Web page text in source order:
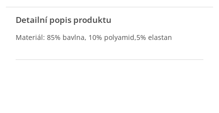
Detailní popis produktu
Materiál: 85% bavlna, 10% polyamid,5% elastan